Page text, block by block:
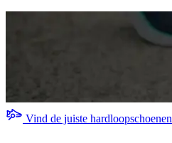
Vind de juiste hardloopschoenen